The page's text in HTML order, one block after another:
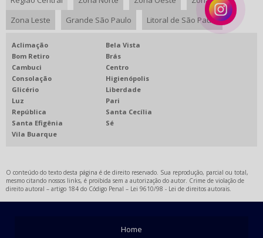
RECARTILHADOR PARA TORNO
ASSISTÊNCIA TÉCNICA EM FERRAMENTA ACIONADA
MANUTENÇÃO DE EQUIPAMENTOS CNC
BROCA ESPADA
Zona Leste
Grande São Paulo Litoral de São Paulo
Aclimação
Bela Vista
Bom Retiro
Brás
Cambuci
Centro
Consolação
Higienópolis
Glicério
Liberdade
Luz
Pari
República
Santa Cecília
Santa Efigênia
Sé
Vila Buarque
O conteúdo do texto desta página é de direito reservado. Sua reprodução, parcial ou total,
mesmo citando nossos links, é proibida sem a autorização do autor. Crime de violação de
direito autoral – artigo 184 do Código Penal – Lei 9610/98 - Lei de direitos autorais.
Home